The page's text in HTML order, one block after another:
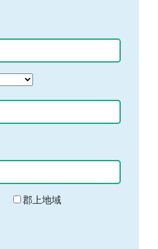
郡上地域